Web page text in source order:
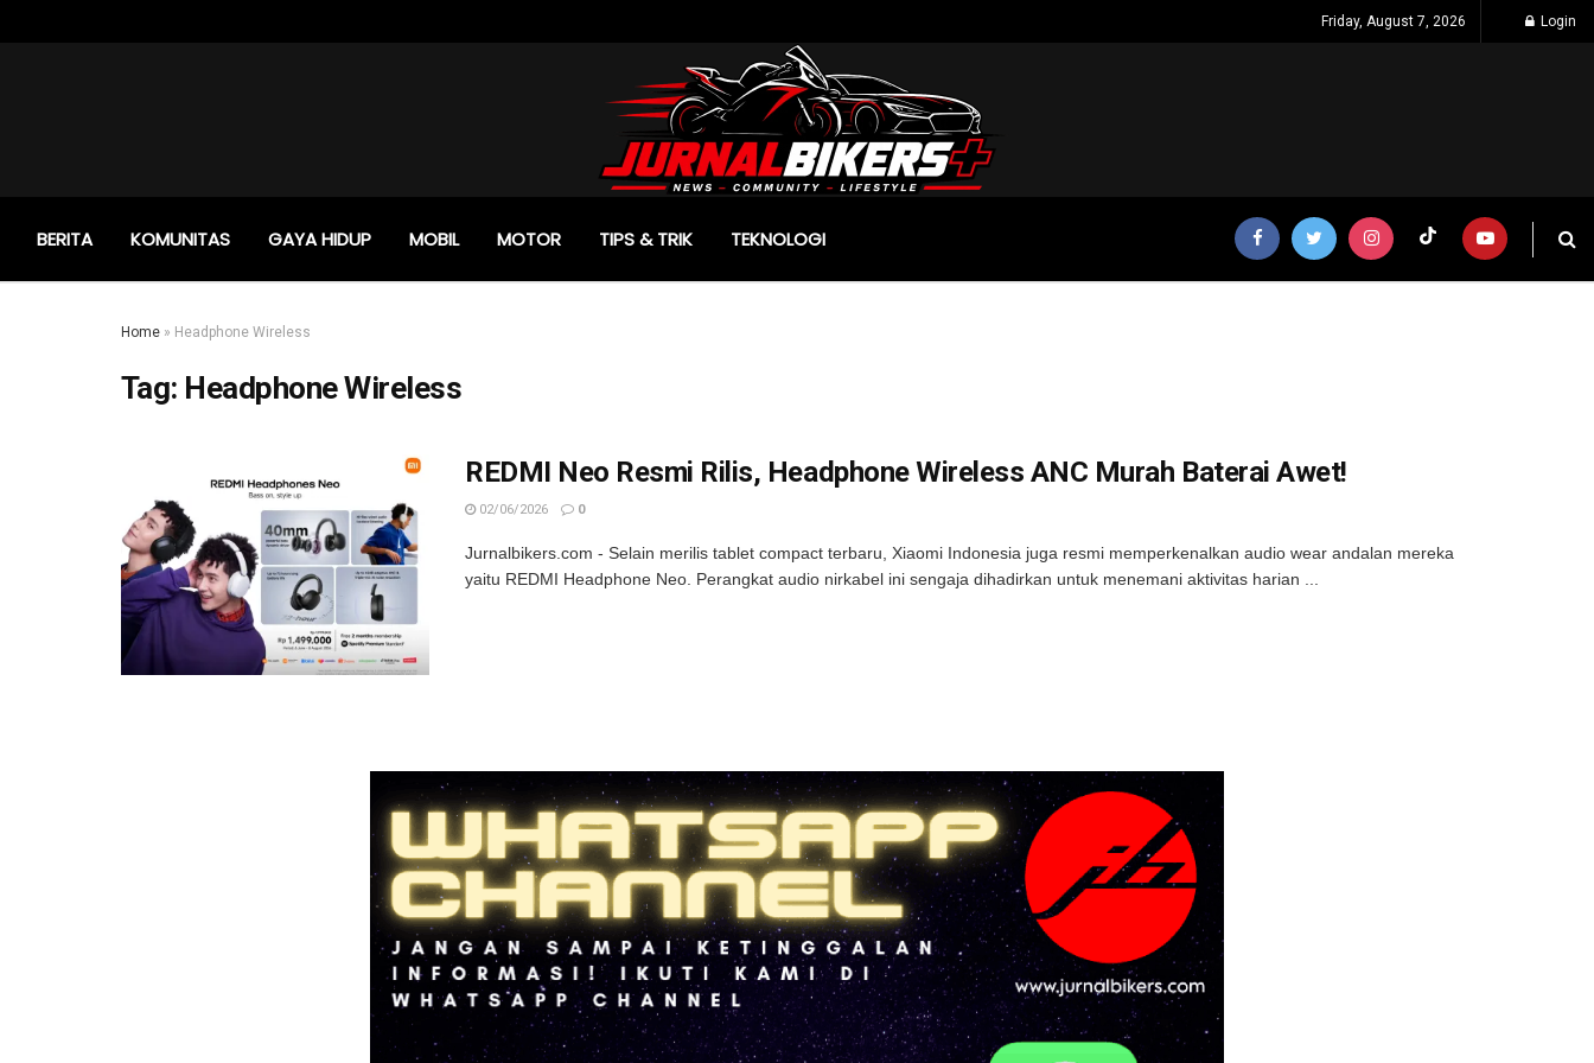
Friday, August 7, 2026 Login
BERITA KOMUNITAS GAYA HIDUP MOBIL MOTOR TIPS & TRIK TEKNOLOGI
Home » Headphone Wireless
Tag: Headphone Wireless
REDMI Neo Resmi Rilis, Headphone Wireless ANC Murah Baterai Awet!
02/06/2026 0
Jurnalbikers.com - Selain merilis tablet compact terbaru, Xiaomi Indonesia juga resmi memperkenalkan audio wear andalan mereka
yaitu REDMI Headphone Neo. Perangkat audio nirkabel ini sengaja dihadirkan untuk menemani aktivitas harian ...